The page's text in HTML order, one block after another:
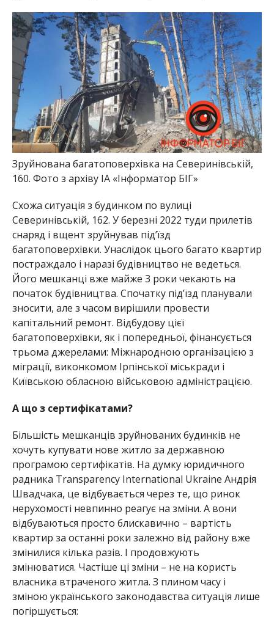
Зруйнована багатоповерхівка на Северинівській,
160. Фото з архіву ІА «Інформатор БІГ»
Схожа ситуація з будинком по вулиці
Северинівській, 162. У березні 2022 туди прилетів
снаряд і вщент зруйнував під’їзд
багатоповерхівки. Унаслідок цього багато квартир
постраждало і наразі будівництво не ведеться.
Його мешканці вже майже 3 роки чекають на
початок будівництва. Спочатку під’їзд планували
зносити, але з часом вирішили провести
капітальний ремонт. Відбудову цієї
багатоповерхівки, як і попередньої, фінансується
трьома джерелами: Міжнародною організацією з
міграції, виконкомом Ірпінської міськради і
Київською обласною військовою адміністрацією.
А що з сертифікатами?
Більшість мешканців зруйнованих будинків не
хочуть купувати нове житло за державною
програмою сертифікатів. На думку юридичного
радника Transparency International Ukraine Андрія
Швадчака, це відбувається через те, що ринок
нерухомості невпинно реагує на зміни. А вони
відбуваються просто блискавично – вартість
квартир за останні роки залежно від району вже
змінилися кілька разів. І продовжують
змінюватися. Частіше ці зміни – не на користь
власника втраченого житла. З плином часу і
зміною українського законодавства ситуація лише
погіршується: